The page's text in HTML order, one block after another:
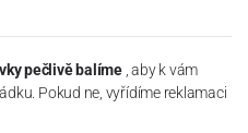
pečlivě balíme , aby k vám
Pokud ne, vyřídíme reklamaci